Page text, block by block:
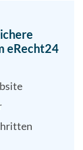
eRecht24